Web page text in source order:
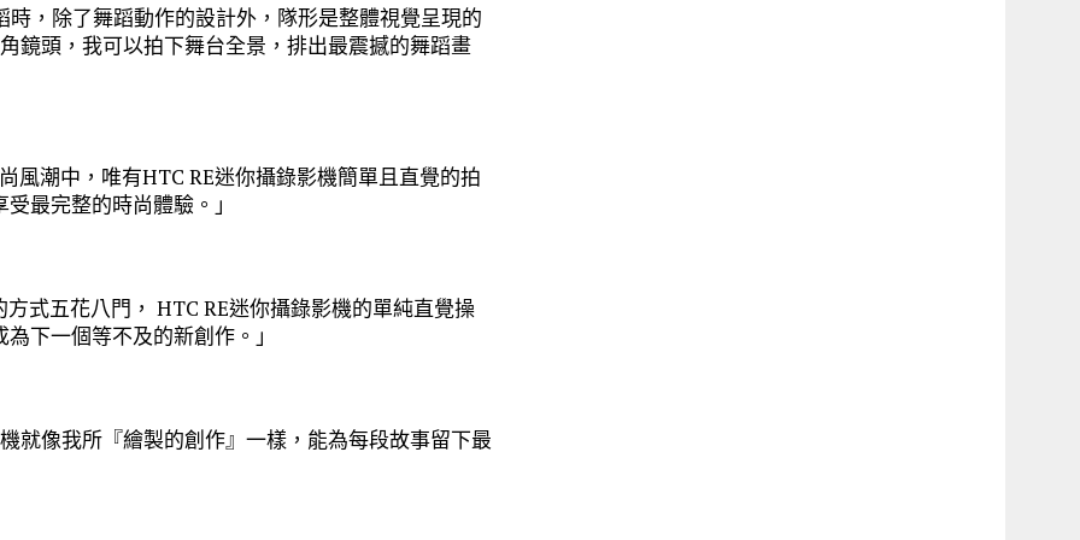
，除了舞蹈動作的設計外，隊形是整體視覺呈現的
鏡頭，我可以拍下舞台全景，排出最震撼的舞蹈畫
風潮中，唯有HTC RE迷你攝錄影機簡單且直覺的拍
最完整的時尚體驗。」
式五花八門， HTC RE迷你攝錄影機的單純直覺操
下一個等不及的新創作。」
就像我所『繪製的創作』一樣，能為每段故事留下最